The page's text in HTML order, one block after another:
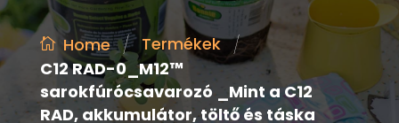
Home / Termékek /
C12 RAD-0_M12™
sarokfúrócsavarozó _Mint a C12
RAD, akkumulátor, töltő és táska